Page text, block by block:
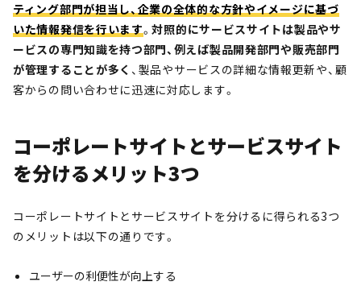
ティング部門が担当し、企業の全体的な方針やイメージに基づ
いた情報発信を行います。対照的にサービスサイトは製品やサ
ービスの専門知識を持つ部門、例えば製品開発部門や販売部門
が管理することが多く 、製品やサービスの詳細な情報更新や、顧
客からの問い合わせに迅速に対応します。
コーポレートサイトとサービスサイト
を分けるメリット3つ
コーポレートサイトとサービスサイトを分けるに得られる3つ
のメリットは以下の通りです。
ユーザーの利便性が向上する